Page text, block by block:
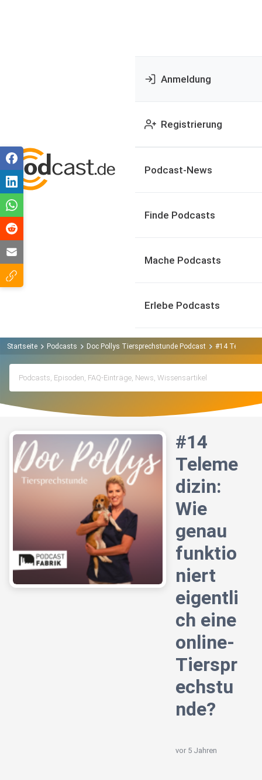
Anmeldung
Registrierung
Podcast-News
Finde Podcasts
Mache Podcasts
Erlebe Podcasts
Startseite Podcasts Doc Pollys Tiersprechstunde Podcast #14
#14
Teleme
dizin:
Wie
genau
funktio
niert
eigentli
ch eine
online-
Tierspr
echstu
nde?
vor 5 Jahren